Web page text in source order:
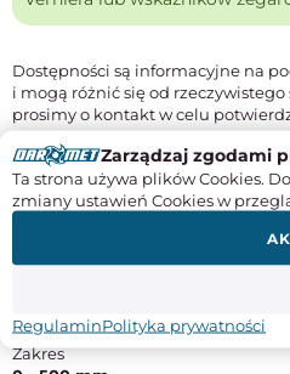
Dostępności są informacyjne na
i mogą różnić się od
prosimy o kontakt w celu
magazynowego.
Instrukcje obsługi
SPECYFIKACJA
Zakres
Zarządzaj zgodami
Ta strona używa plików Cookies.
zmiany ustawień Cookies w
RegulaminPolityka prywatności